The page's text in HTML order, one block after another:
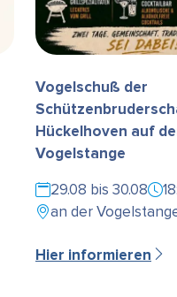
Vogelschuß der
Hückelhoven auf
Vogelstange
29.08 bis 30.08
an der
Hier informieren